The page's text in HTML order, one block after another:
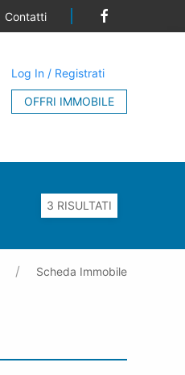
Contatti
Log In / Registrati
OFFRI IMMOBILE
Scheda Immobile